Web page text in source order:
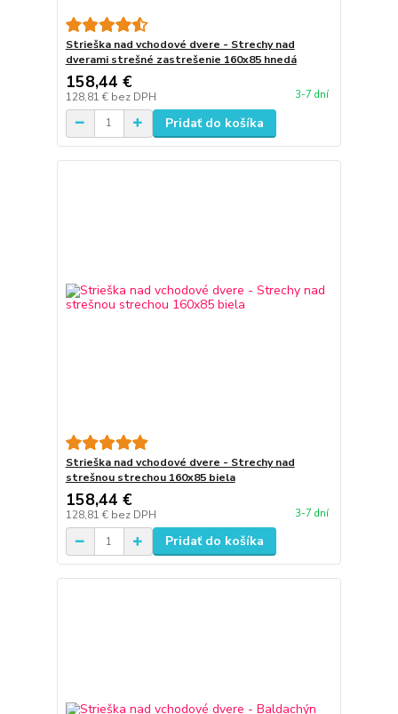
Strieška nad vchodové dvere - Strechy nad
dverami strešné zastrešenie 160x85 hnedá
158,44 €
128,81 € bez DPH 3-7 dní
Pridať do košíka
Strieška nad vchodové dvere - Strechy nad
strešnou strechou 160x85 biela
158,44 €
128,81 € bez DPH 3-7 dní
Pridať do košíka